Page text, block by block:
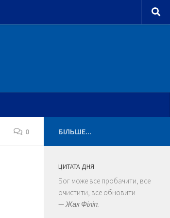
0 БІЛЬШЕ...
ЦИТАТА ДНЯ
Бог може все пробачити, все
очистити, все обновити
—Жак Філіп.